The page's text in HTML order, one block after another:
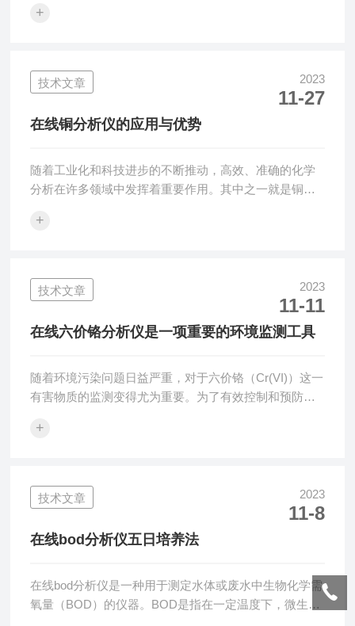
查仪器设备：包括传感器、控制器、数据采集装置等，
对仪表进行定期校准，以确保测量结果的准确性。检查
管道连接情况：检查管道是否有泄漏或阻塞现象，及时
修复。故障分析：故障报警检查：当系统出现故障报警
时，首先检查相关信号线路是否接触良好，并确认传
+
技术文章 2023
11-27
在线铜分析仪的应用与优势
随着工业化和科技进步的不断推动，高效、准确的化学
分析在许多领域中发挥着重要作用。其中之一就是铜分
受到广泛应用。在线铜分析仪是一种自动化的分析设
段来快速准确地测量铜离子的浓度。其应用广泛，涵盖
了冶金、环境保护、水处理、制药等多个行业。在线铜
分析仪相比传统的离线分析方法有诸多优势。首先，它
实现了实时监测，可以连续、自动地获取数据，避免了
+
技术文章 2023
11-11
在线六价铬分析仪是一项重要的环境监测工具
随着环境污染问题日益严重，对于六价铬（Cr(VI)）这一
有害物质的监测变得尤为重要。为了有效控制和预防六
线六价铬分析仪，它能够在实时监测中发挥关键作用，
析方法来检测、分析水体或废水中的六价铬含量。相比
传统的分析方法，该仪器具有以下显著优势：1.高精
度：分析仪通过光谱技术，能够以较高的精确度检测水
样中微量的六价铬含量，使监测结果更加可靠...
+
技术文章 2023
11-8
在线bod分析仪五日培养法
在线bod分析仪是一种用于测定水体或废水中生物化学需
氧量（BOD）的仪器。BOD是指在一定温度下，微生物